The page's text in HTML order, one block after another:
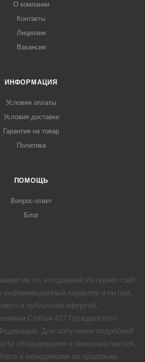
О компании
Контакты
Лицензии
Вакансии
ИНФОРМАЦИЯ
Условия оплаты
Условия доставки
Гарантия на товар
Политика
ПОМОЩЬ
Вопрос-ответ
Блог
на то, что данный Интернет сайт
информационный характер и ни при
публичной офертой,
Статьи 437 Гражданского
Для получения подробной
оборудования и запасных частей,
к менеджерам по продажам.